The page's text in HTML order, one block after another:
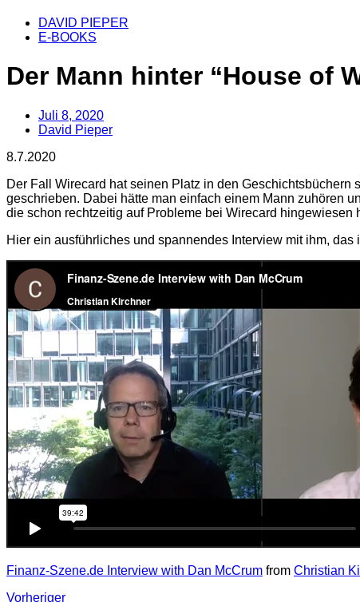
DAVID PIEPER
E-BOOKS
Der Mann hinter “House of
Juli 8, 2020
David Pieper
8.7.2020
Der Fall Wirecard hat seinen Platz in den
geschrieben. Dabei hätte man einfach einem Mann zuhören
die schon rechtzeitig auf Probleme bei Wirecard hingewiesen
Hier ein ausführliches und spannendes Interview mit ihm,
Finanz-Szene.de Interview with Dan McCrum from Christian
Vorheriger